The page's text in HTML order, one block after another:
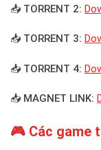
📥 TORRENT 2:
📥 TORRENT 3:
📥 TORRENT 4:
📥 MAGNET LINK:
🎮 Các game